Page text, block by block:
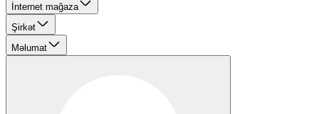
İnternet mağaza
Şirkət
Məlumat